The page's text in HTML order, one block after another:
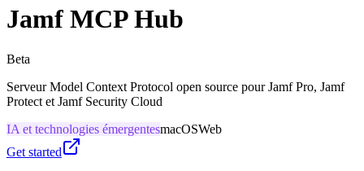
Jamf MCP Hub
Beta
Serveur Model Context Protocol open source pour Jamf Pro, Jamf
Protect et Jamf Security Cloud
IA et technologies émergentesmacOSWeb
Get started